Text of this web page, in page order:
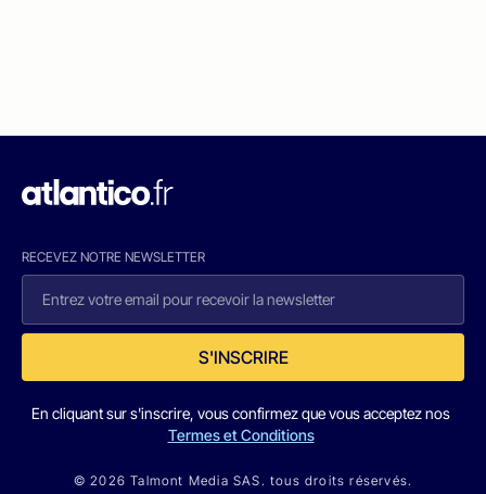
RECEVEZ NOTRE NEWSLETTER
S'INSCRIRE
En cliquant sur s'inscrire, vous confirmez que vous acceptez nos
Termes et Conditions
© 2026 Talmont Media SAS. tous droits réservés.